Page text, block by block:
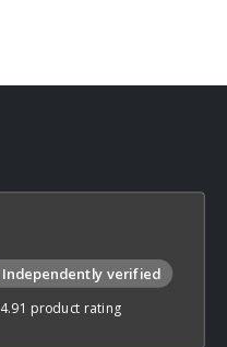
Independently verified
4.91 product rating